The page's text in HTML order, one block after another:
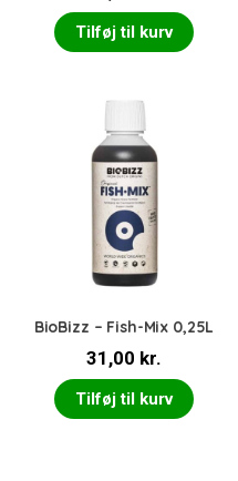
Tilføj til kurv
BioBizz – Fish-Mix 0,25L
31,00 kr.
Tilføj til kurv